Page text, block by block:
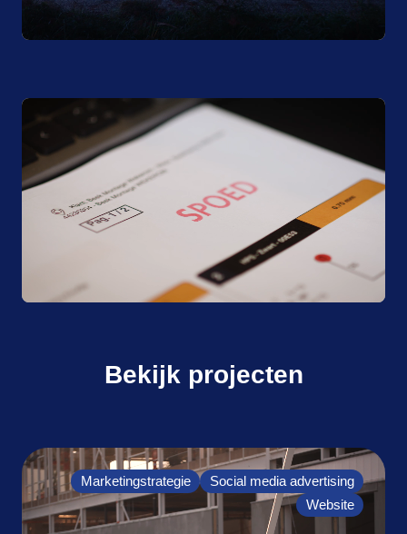
Bekijk projecten
Marketingstrategie
Social media advertising
Website